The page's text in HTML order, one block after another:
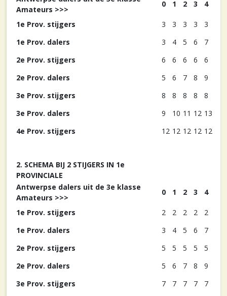
Amateurs >>>
0 1 2 3 4
1e Prov. stijgers 3 3 3 3
3
1e Prov. dalers
3 4 5 6
7
2e Prov. stijgers
6 6 6 6
6
2e Prov. dalers
5 6 7 8
9
3e Prov. stijgers
8 8 8 8
8
3e Prov. dalers
9 10 11 12 13
4e Prov. stijgers
12 12 12 12 12
2. SCHEMA BIJ 2 STIJGERS IN 1e
PROVINCIALE
Antwerpse dalers uit de 3e klasse
Amateurs >>>
0 1 2 3 4
1e Prov. stijgers 2 2 2 2
2
1e Prov. dalers
3 4 5 6
7
2e Prov. stijgers
5 5 5 5
5
2e Prov. dalers
5 6 7 8
9
3e Prov. stijgers
7 7 7 7
7